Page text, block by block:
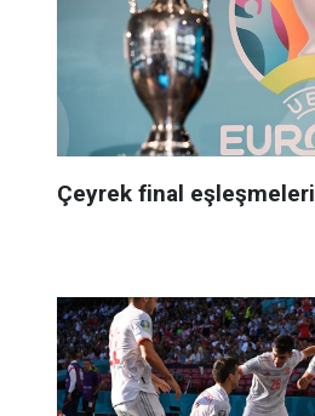
Çeyrek final eşleşmeleri